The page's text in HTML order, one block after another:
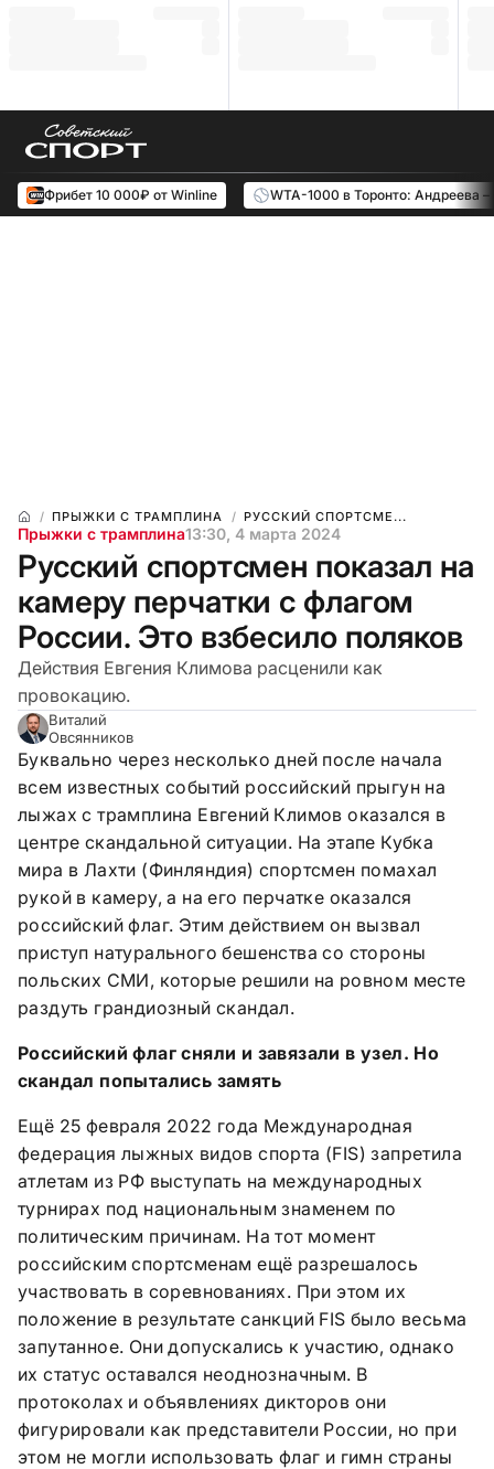
Фрибет 10 000₽ от Winline WTA-1000 в Торонто: Андреева
ПРЫЖКИ С ТРАМПЛИНА РУССКИЙ СПОРТСМЕ...
Прыжки с трамплина13:30, 4 марта 2024
Русский спортсмен показал на
камеру перчатки с флагом
России. Это взбесило поляков
Действия Евгения Климова расценили как
провокацию.
Виталий
Овсянников
Буквально через несколько дней после начала
всем известных событий российский прыгун на
лыжах с трамплина Евгений Климов оказался в
центре скандальной ситуации. На этапе Кубка
мира в Лахти (Финляндия) спортсмен помахал
рукой в камеру, а на его перчатке оказался
российский флаг. Этим действием он вызвал
приступ натурального бешенства со стороны
польских СМИ, которые решили на ровном месте
раздуть грандиозный скандал.
Российский флаг сняли и завязали в узел. Но
скандал попытались замять
Ещё 25 февраля 2022 года Международная
федерация лыжных видов спорта (FIS) запретила
атлетам из РФ выступать на международных
турнирах под национальным знаменем по
политическим причинам. На тот момент
российским спортсменам ещё разрешалось
участвовать в соревнованиях. При этом их
положение в результате санкций FIS было весьма
запутанное. Они допускались к участию, однако
их статус оставался неоднозначным. В
протоколах и объявлениях дикторов они
фигурировали как представители России, но при
этом не могли использовать флаг и гимн страны